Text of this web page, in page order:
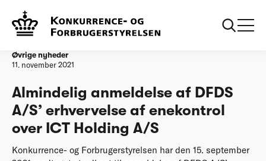
Forside
enekontrol over ICT Holding A/S
Øvrige nyheder
11. november 2021
Almindelig anmeldelse af DFDS
A/S’ erhvervelse af enekontrol
over ICT Holding A/S
Konkurrence- og Forbrugerstyrelsen har den 15. september